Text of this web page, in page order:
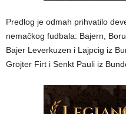
Predlog je odmah prihvatilo
nemačkog fudbala: Bajern,
Bajer Leverkuzen i Lajpcig iz
Grojter Firt i Senkt Pauli iz